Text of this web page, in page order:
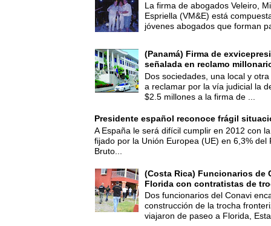
La firma de abogados Veleiro,
Espriella (VM&E) está
jóvenes abogados que forman
(Panamá) Firma de
señalada en reclamo
Dos sociedades, una local y
a reclamar por la vía judicial la
$2.5 millones a la firma de ...
Presidente español reconoce frágil
A España le será difícil cumplir en 2012 con
fijado por la Unión Europea (UE) en 6,3% del
Bruto...
(Costa Rica) Funcionarios de
Florida con contratistas de
Dos funcionarios del Conavi
construcción de la trocha
viajaron de paseo a Florida,